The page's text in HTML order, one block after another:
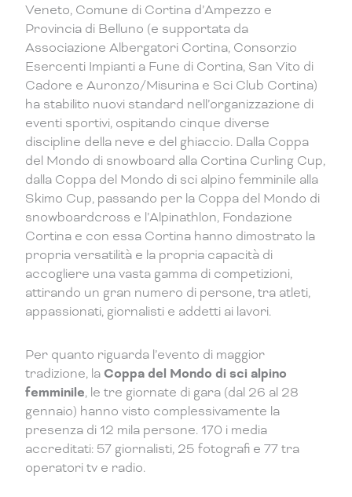
Veneto, Comune di Cortina d’Ampezzo e
Provincia di Belluno (e supportata da
Associazione Albergatori Cortina, Consorzio
Esercenti Impianti a Fune di Cortina, San Vito di
Cadore e Auronzo/Misurina e Sci Club Cortina)
ha stabilito nuovi standard nell’organizzazione di
eventi sportivi, ospitando cinque diverse
discipline della neve e del ghiaccio. Dalla Coppa
del Mondo di snowboard alla Cortina Curling Cup,
dalla Coppa del Mondo di sci alpino femminile alla
Skimo Cup, passando per la Coppa del Mondo di
snowboardcross e l’Alpinathlon, Fondazione
Cortina e con essa Cortina hanno dimostrato la
propria versatilità e la propria capacità di
accogliere una vasta gamma di competizioni,
attirando un gran numero di persone, tra atleti,
appassionati, giornalisti e addetti ai lavori.
Per quanto riguarda l’evento di maggior
tradizione, laCoppa del Mondo di sci alpino
femminile, le tre giornate di gara (dal 26 al 28
gennaio) hanno visto complessivamente la
presenza di 12 mila persone. 170 i media
accreditati: 57 giornalisti, 25 fotografi e 77 tra
operatori tv e radio.